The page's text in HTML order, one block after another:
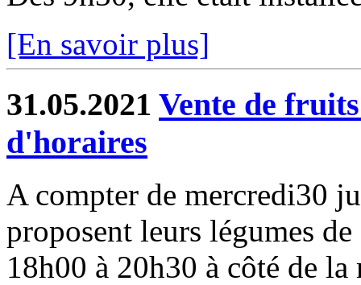
[En savoir plus]
31.05.2021 Vente de
d'horaires
A compter de mercredi30
proposent leurs légumes
18h00 à 20h30 à côté de